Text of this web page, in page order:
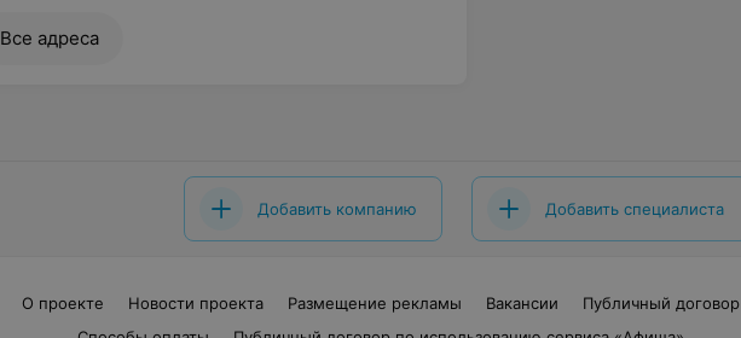
Все адреса
Добавить компанию Добавить специалиста
О проекте Новости проекта Размещение рекламы Вакансии
Публичный договор